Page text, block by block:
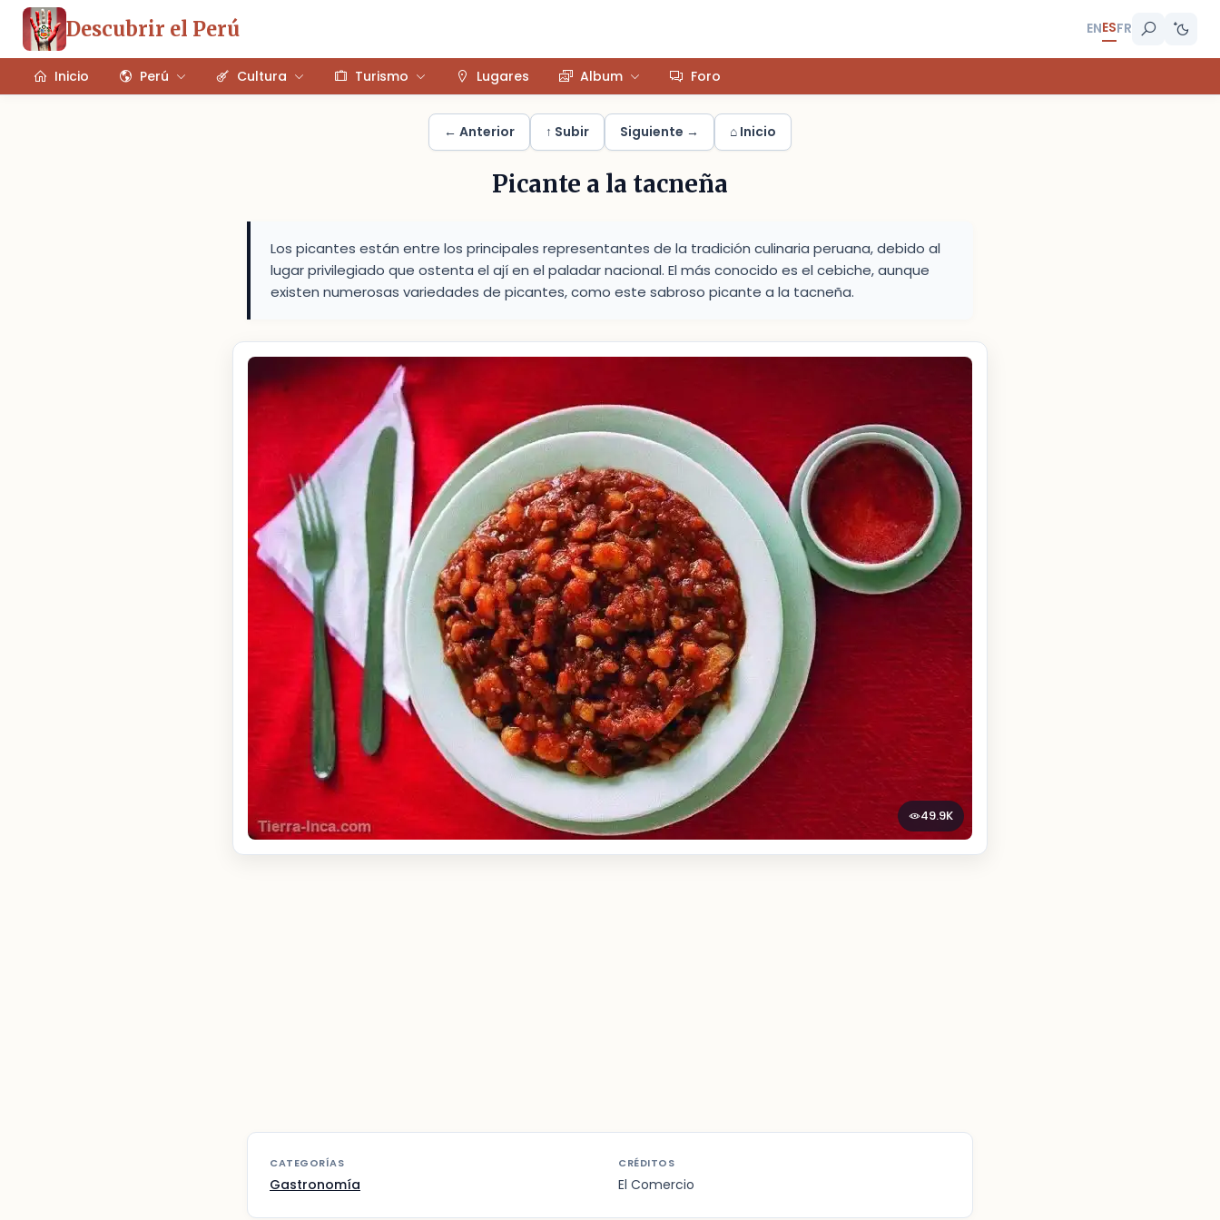
Descubrir el Perú ENESFR
Inicio Perú Cultura Turismo Lugares Album Foro
← Anterior ↑ Subir Siguiente → ⌂ Inicio
Picante a la tacneña
Los picantes están entre los principales representantes de la tradición culinaria peruana, debido al
lugar privilegiado que ostenta el ají en el paladar nacional. El más conocido es el cebiche, aunque
existen numerosas variedades de picantes, como este sabroso picante a la tacneña.
49.9K
CATEGORÍAS
Gastronomía
CRÉDITOS
El Comercio